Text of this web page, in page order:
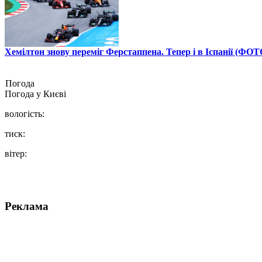
Хемілтон знову переміг Ферстаппена. Тепер і в Іспанії
Погода
Погода у Києві
вологість:
тиск:
вітер:
Реклама